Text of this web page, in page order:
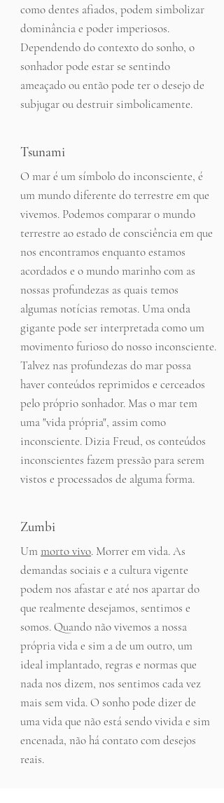
como dentes afiados, podem simbolizar
dominância e poder imperiosos.
Dependendo do contexto do sonho, o
sonhador pode estar se sentindo
ameaçado ou então pode ter o desejo de
subjugar ou destruir simbolicamente.
Tsunami
O mar é um símbolo do inconsciente, é
um mundo diferente do terrestre em que
vivemos. Podemos comparar 0 mundo
terrestre ao estado de consciência em que
nos encontramos enquanto estamos
acordados e o mundo marinho com as
nossas profundezas as quais temos
algumas notícias remotas. Uma onda
gigante pode ser interpretada como um
movimento furioso do nosso inconsciente.
Talvez nas profundezas do mar possa
haver conteúdos reprimidos e cerceados
pelo próprio sonhador. Mas o mar tem
uma "vida própria", assim como
inconsciente. Dizia Freud, os conteúdos
inconscientes fazem pressão para serem
vistos e processados de alguma forma.
Zumbi
Um morto vivo. Morrer em vida. As
demandas sociais e a cultura vigente
podem nos afastar e até nos apartar do
que realmente desejamos, sentimos e
somos. Quando não vivemos a nossa
própria vida e sim a de um outro, um
ideal implantado, regras e normas que
nada nos dizem, nos sentimos cada vez
mais sem vida. O sonho pode dizer de
uma vida que não está sendo vivida e sim
encenada, não há contato com desejos
reais.